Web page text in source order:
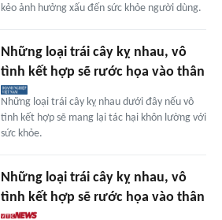
kẻo ảnh hưởng xấu đến sức khỏe người dùng.
Những loại trái cây kỵ nhau, vô
tình kết hợp sẽ rước họa vào thân
Những loại trái cây kỵ nhau dưới đây nếu vô
tình kết hợp sẽ mang lại tác hại khôn lường với
sức khỏe.
Những loại trái cây kỵ nhau, vô
tình kết hợp sẽ rước họa vào thân